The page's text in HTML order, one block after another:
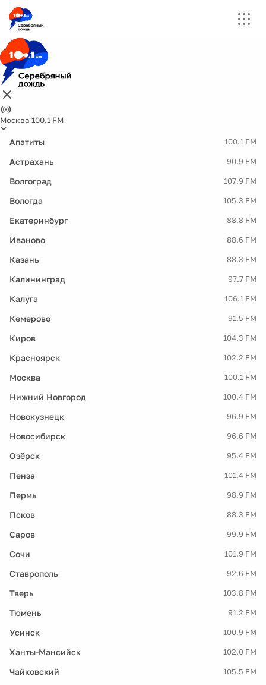
Москва 100.1 FM
Апатиты 100.1 FM
Астрахань 90.9 FM
Волгоград 107.9 FM
Вологда 105.3 FM
Екатеринбург 88.8 FM
Иваново 88.6 FM
Казань 88.3 FM
Калининград 97.7 FM
Калуга 106.1 FM
Кемерово 91.5 FM
Киров 104.3 FM
Красноярск 102.2 FM
Москва 100.1 FM
Нижний Новгород 100.4 FM
Новокузнецк 96.9 FM
Новосибирск 96.6 FM
Озёрск 95.4 FM
Пенза 101.4 FM
Пермь 98.9 FM
Псков 88.3 FM
Саров 99.9 FM
Сочи 101.9 FM
Ставрополь 92.6 FM
Тверь 103.8 FM
Тюмень 91.2 FM
Усинск 100.9 FM
Ханты-Мансийск 102.0 FM
Чайковский 105.5 FM